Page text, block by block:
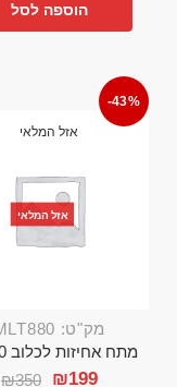
הוספה לסל
-43%
אזל המלאי
אזל המלאי
מק"ט: MLT880
מתח אחיזות לכלוב ST880
₪350 ₪199